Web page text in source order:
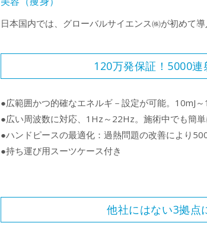
日本国内では、グローバルサイエンス㈱が初めて導
120万発保証！5000
●広範囲かつ的確なエネルギ－設定が可能。10mJ～
●広い周波数に対応、1Hz～22Hz。施術中でも簡単
●ハンドピースの最適化：過熱問題の改善により
●持ち運び用スーツケース付き
他社にはない3拠点